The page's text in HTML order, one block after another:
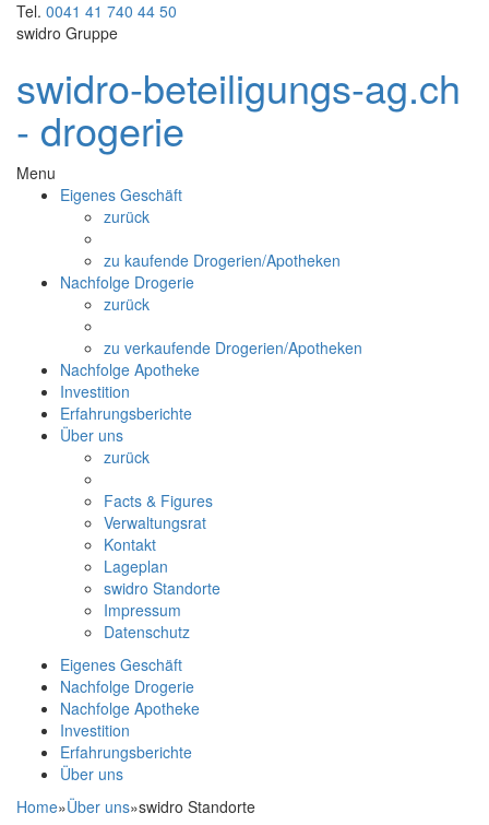
Tel. 0041 41 740 44 50
swidro Gruppe
swidro-beteiligungs-ag.ch
- drogerie
Menu
Eigenes Geschäft
zurück
zu kaufende Drogerien/Apotheken
Nachfolge Drogerie
zurück
zu verkaufende Drogerien/Apotheken
Nachfolge Apotheke
Investition
Erfahrungsberichte
Über uns
zurück
Facts & Figures
Verwaltungsrat
Kontakt
Lageplan
swidro Standorte
Impressum
Datenschutz
Eigenes Geschäft
Nachfolge Drogerie
Nachfolge Apotheke
Investition
Erfahrungsberichte
Über uns
Home»Über uns»swidro Standorte